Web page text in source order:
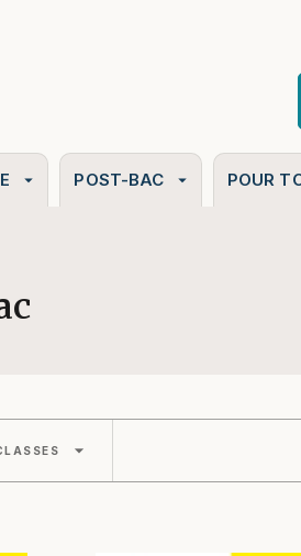
arrow_drop_down POST-BAC arrow_drop_down POUR
arrow_drop_down